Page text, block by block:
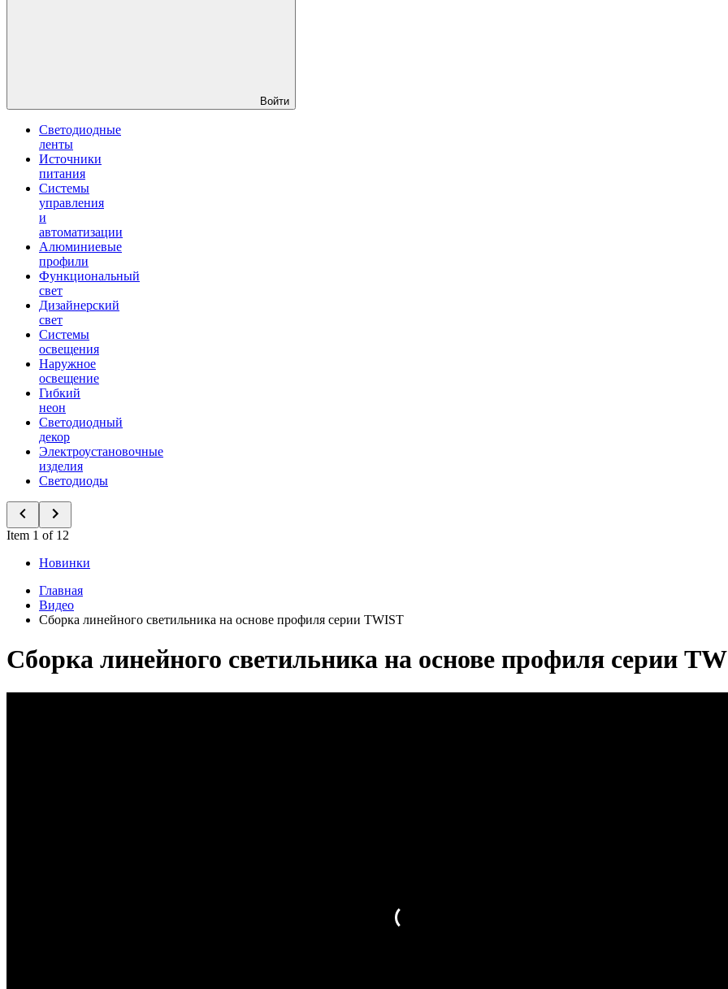
Войти
Светодиодные
ленты
Источники
питания
Системы
управления
и
автоматизации
Алюминиевые
профили
Функциональный
свет
Дизайнерский
свет
Системы
освещения
Наружное
освещение
Гибкий
неон
Светодиодный
декор
Электроустановочные
изделия
Светодиоды
Item 1 of 12
Новинки
Главная
Видео
Сборка линейного светильника на основе профиля серии TWIST
Сборка линейного светильника на основе профиля серии